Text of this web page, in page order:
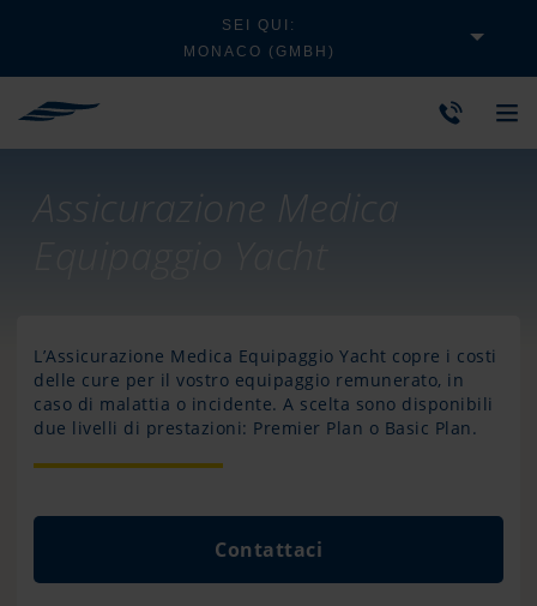
SEI QUI:
MONACO (GMBH)
Assicurazione Medica
L’Assicurazione Medica Equipaggio Yacht copre i costi
delle cure per il vostro equipaggio remunerato, in
caso di malattia o incidente. A scelta sono disponibili
due livelli di prestazioni: Premier Plan o Basic Plan.
Contattaci